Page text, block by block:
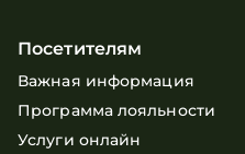
Посетителям
Важная информация
Программа лояльности
Услуги онлайн